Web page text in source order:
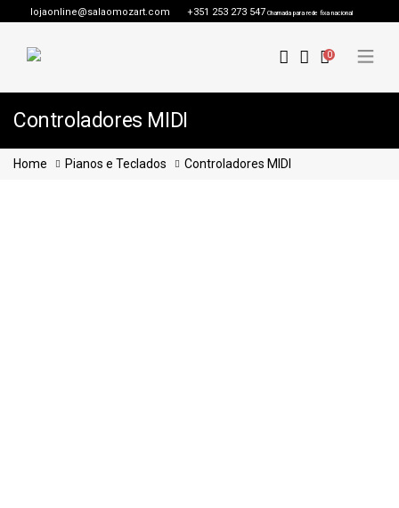
lojaonline@salaomozart.com +351 253 273 547 Chamada para rede fixa nacional
0
Controladores MIDI
Home Pianos e Teclados Controladores MIDI